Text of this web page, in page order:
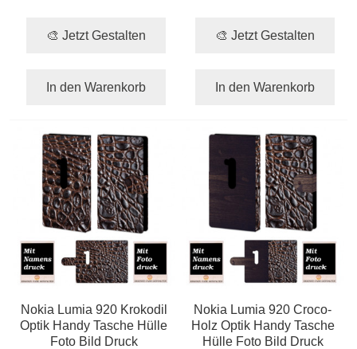
🎨 Jetzt Gestalten
In den Warenkorb
🎨 Jetzt Gestalten
In den Warenkorb
Nokia Lumia 920 Krokodil
Optik Handy Tasche Hülle
Foto Bild Druck
Nokia Lumia 920 Croco-
Holz Optik Handy Tasche
Hülle Foto Bild Druck